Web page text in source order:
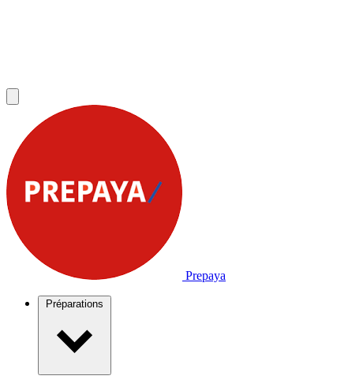
Prepaya